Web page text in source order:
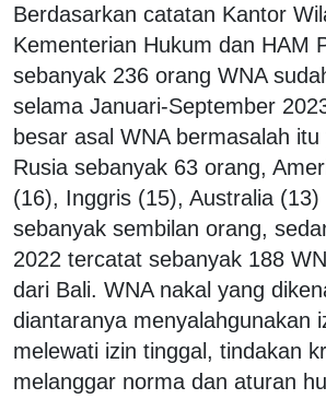
Berdasarkan catatan Kantor
Kementerian Hukum dan HAM
sebanyak 236 orang WNA
selama Januari-September
besar asal WNA bermasalah itu
Rusia sebanyak 63 orang,
(16), Inggris (15), Australia (13)
sebanyak sembilan orang,
2022 tercatat sebanyak 188
dari Bali. WNA nakal yang
diantaranya menyalahgunakan
melewati izin tinggal, tindakan
melanggar norma dan aturan